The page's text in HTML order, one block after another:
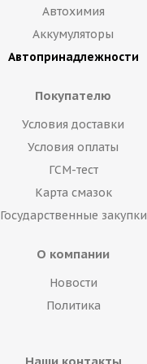
Автохимия
Аккумуляторы
Автопринадлежности
Покупателю
Условия доставки
Условия оплаты
ГСМ-тест
Карта смазок
Государственные закупки
О компании
Новости
Политика